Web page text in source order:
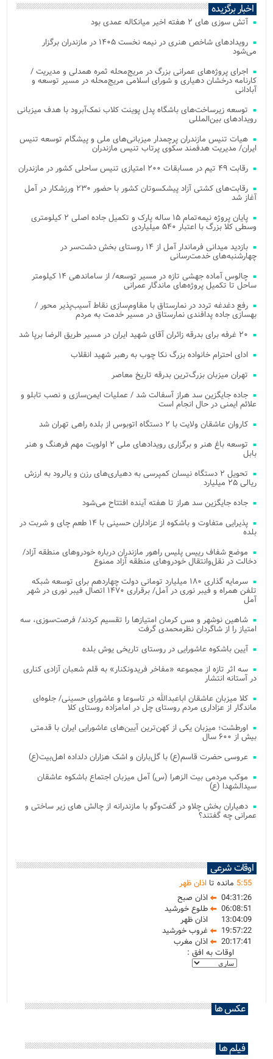
اخبار برگزیده
آتش‌ سوزی‌ های ۲ هفته اخیر میانکاله عمدی بود
رویدادهای شاخص هنری در نیمه نخست ۱۴۰۵ در مازندران برگزار
می‌شود
اجرای پروژه‌های عمرانی بزرگ در مریج‌محله ثمره همدلی و مدیریت /
کارنامه درخشان دهیاری و شورای اسلامی مریج‌محله در مسیر توسعه و
آبادانی
توسعه زیرساخت‌های باشگاه پدل پوینت کلاب نمک‌آبرود با هدف میزبانی
رویدادهای بین‌المللی
هیات تنیس مازندران پرچمدار میزبانی‌های ملی و پیشگام توسعه تنیس
ایران/ مدیریت هدفمند سکوی پرتاب تنیس مازندران
رقابت ۴۹ تیم در مسابقات ۲۰۰ امتیازی تنیس ساحلی کشور در مازندران
رقابت‌های کشتی آزاد پیشکسوتان کشور با حضور ۲۳۰ ورزشکار در آمل
آغاز شد
پایان پروژه نیمه‌تمام ۱۵ ساله پارک و تکمیل جاده اصلی ۲ کیلومتری
وسطی کلا بزرگ با اعتبار ۵۴۰ میلیاردی
بازدید میدانی فرماندار آمل از ۱۴ روستای بخش دشت‌سر در
چهارشنبه‌های خدمت‌رسانی
چالوس آماده جهشی تازه در مسیر توسعه/ از ساماندهی ۱۴ کیلومتر
ساحل تا تکمیل پروژه‌های ماندگار عمرانی
رفع دغدغه تردد در نمارستاق با مقاوم‌سازی نقاط آسیب‌پذیر محور /
بهسازی جاده پدافندی نمارستاق در مسیر خدمت به مردم
۲۰ غرفه برای بدرقه زائران آقای شهید ایران در مسیر طریق الرضا برپا شد
ادای احترام خانواده بزرگ نکا چوب به رهبر شهید انقلاب
تهران میزبان بزرگ‌ترین بدرقه تاریخ معاصر
جاده جایگزین سد هراز آسفالت شد / عملیات ایمن‌سازی و نصب تابلو و
علائم ایمنی در حال انجام است
کاروان عاشقان ولایت با ۲ دستگاه اتوبوس از بلده راهی تهران شد
توسعه باغ هنر و برگزاری رویدادهای ملی ۲ اولویت مهم فرهنگ و هنر
بابل
تحویل ۲ دستگاه نیسان کمپرسی به دهیاری‌های رزن و یالرود به ارزش
ریالی ۲۵ میلیارد
جاده جایگزین سد هراز تا هفته آینده افتتاح می‌شود
پذیرایی متفاوت و باشکوه از عزاداران حسینی با ۱۴ طعم چای و شربت در
بلده
موضع شفاف رییس پلیس راهور مازندران درباره خودروهای منطقه آزاد/
دخالت در نقل‌وانتقال خودروهای منطقه آزاد ممنوع
سرمایه گذاری ۱۸۰ میلیارد تومانی دولت چهاردهم برای توسعه شبکه
تلفن همراه و فیبر نوری در آمل/ برقراری ۱۴۷۰ اتصال فیبر نوری در شهر
آمل
شاهین نوشهر و مس کرمان امتیازها را تقسیم کردند/ فرصت‌سوزی، سه
امتیاز را از شاگردان نظرمحمدی گرفت
آیین باشکوه عاشورایی در روستای تاریخی یوش بلده
سه اثر تازه از مجموعه «مفاخر فریدونکنار» به قلم شعبان آزادی کناری
در آستانه انتشار
کلا میزبان عاشقان اباعبدالله در تاسوعا و عاشورای حسینی/ جلوه‌ای
ماندگار از عزاداری مردم روستای چل در امامزاده روستای کلا
اورطشت؛ میزبان یکی از کهن‌ترین آیین‌های عاشورایی ایران با قدمتی
بیش از ۶۰۰ سال
عروسی حضرت قاسم(ع) با گل‌باران و اشک هزاران دلداده اهل‌بیت(ع)
موکب مردمی بیت‌ الزهرا (س) آمل میزبان اجتماع باشکوه عاشقان
سیدالشهدا (ع)
دهیاران بخش چلاو در گفت‌وگو با مازندرانه از چالش های زیر ساختی و
عمرانی چه گفتند؟
اوقات شرعی
5:55 مانده تااذان ظهر
04:31:26
اذان صبح
06:08:51
طلوع خورشید
13:04:09
اذان ظهر
19:57:22
غروب خورشید
20:17:41
اذان مغرب
اوقات به افق :
عکس ها
فیلم ها